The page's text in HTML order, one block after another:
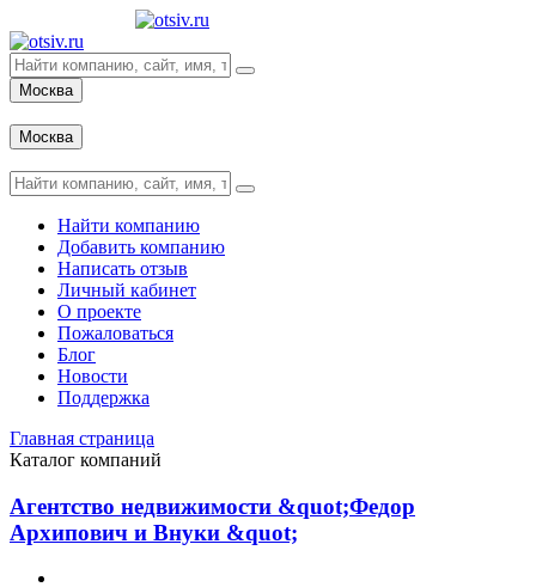
Москва
Москва
Найти компанию
Добавить компанию
Написать отзыв
Личный кабинет
О проекте
Пожаловаться
Блог
Новости
Поддержка
Главная страница
Каталог компаний
Агентство недвижимости &quot;Федор
Архипович и Внуки &quot;